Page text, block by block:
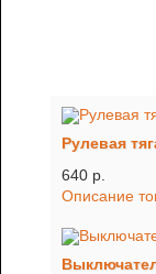
Рулевая
640 p.
Описание